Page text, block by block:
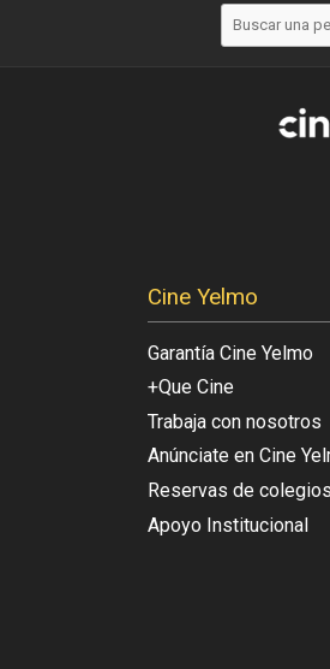
Cine Yelmo
Garantía Cine Yelmo
+Que Cine
Trabaja con nosotros
Anúnciate en Cine
Reservas de colegios
Apoyo Institucional